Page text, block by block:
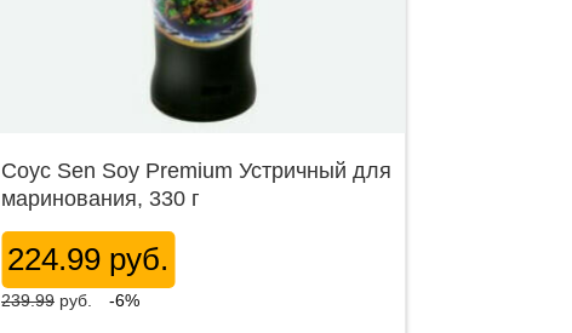
Соус Sen Soy Premium Устричный для
маринования, 330 г
224.99 руб.
239.99 руб. -6%